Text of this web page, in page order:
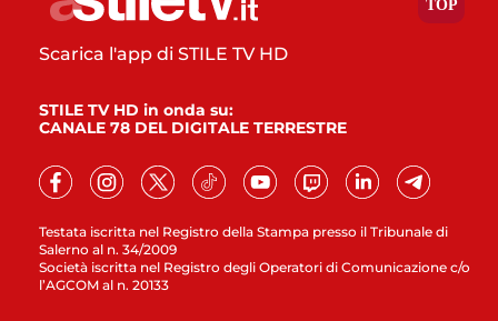
Testata iscritta nel Registro della Stampa presso il Tribunale di
Salerno al n. 34/2009
Società iscritta nel Registro degli Operatori di Comunicazione c/o
l’AGCOM al n. 20133
Scarica l'app di STILE TV HD
STILE TV HD in onda su:
CANALE 78 DEL DIGITALE TERRESTRE